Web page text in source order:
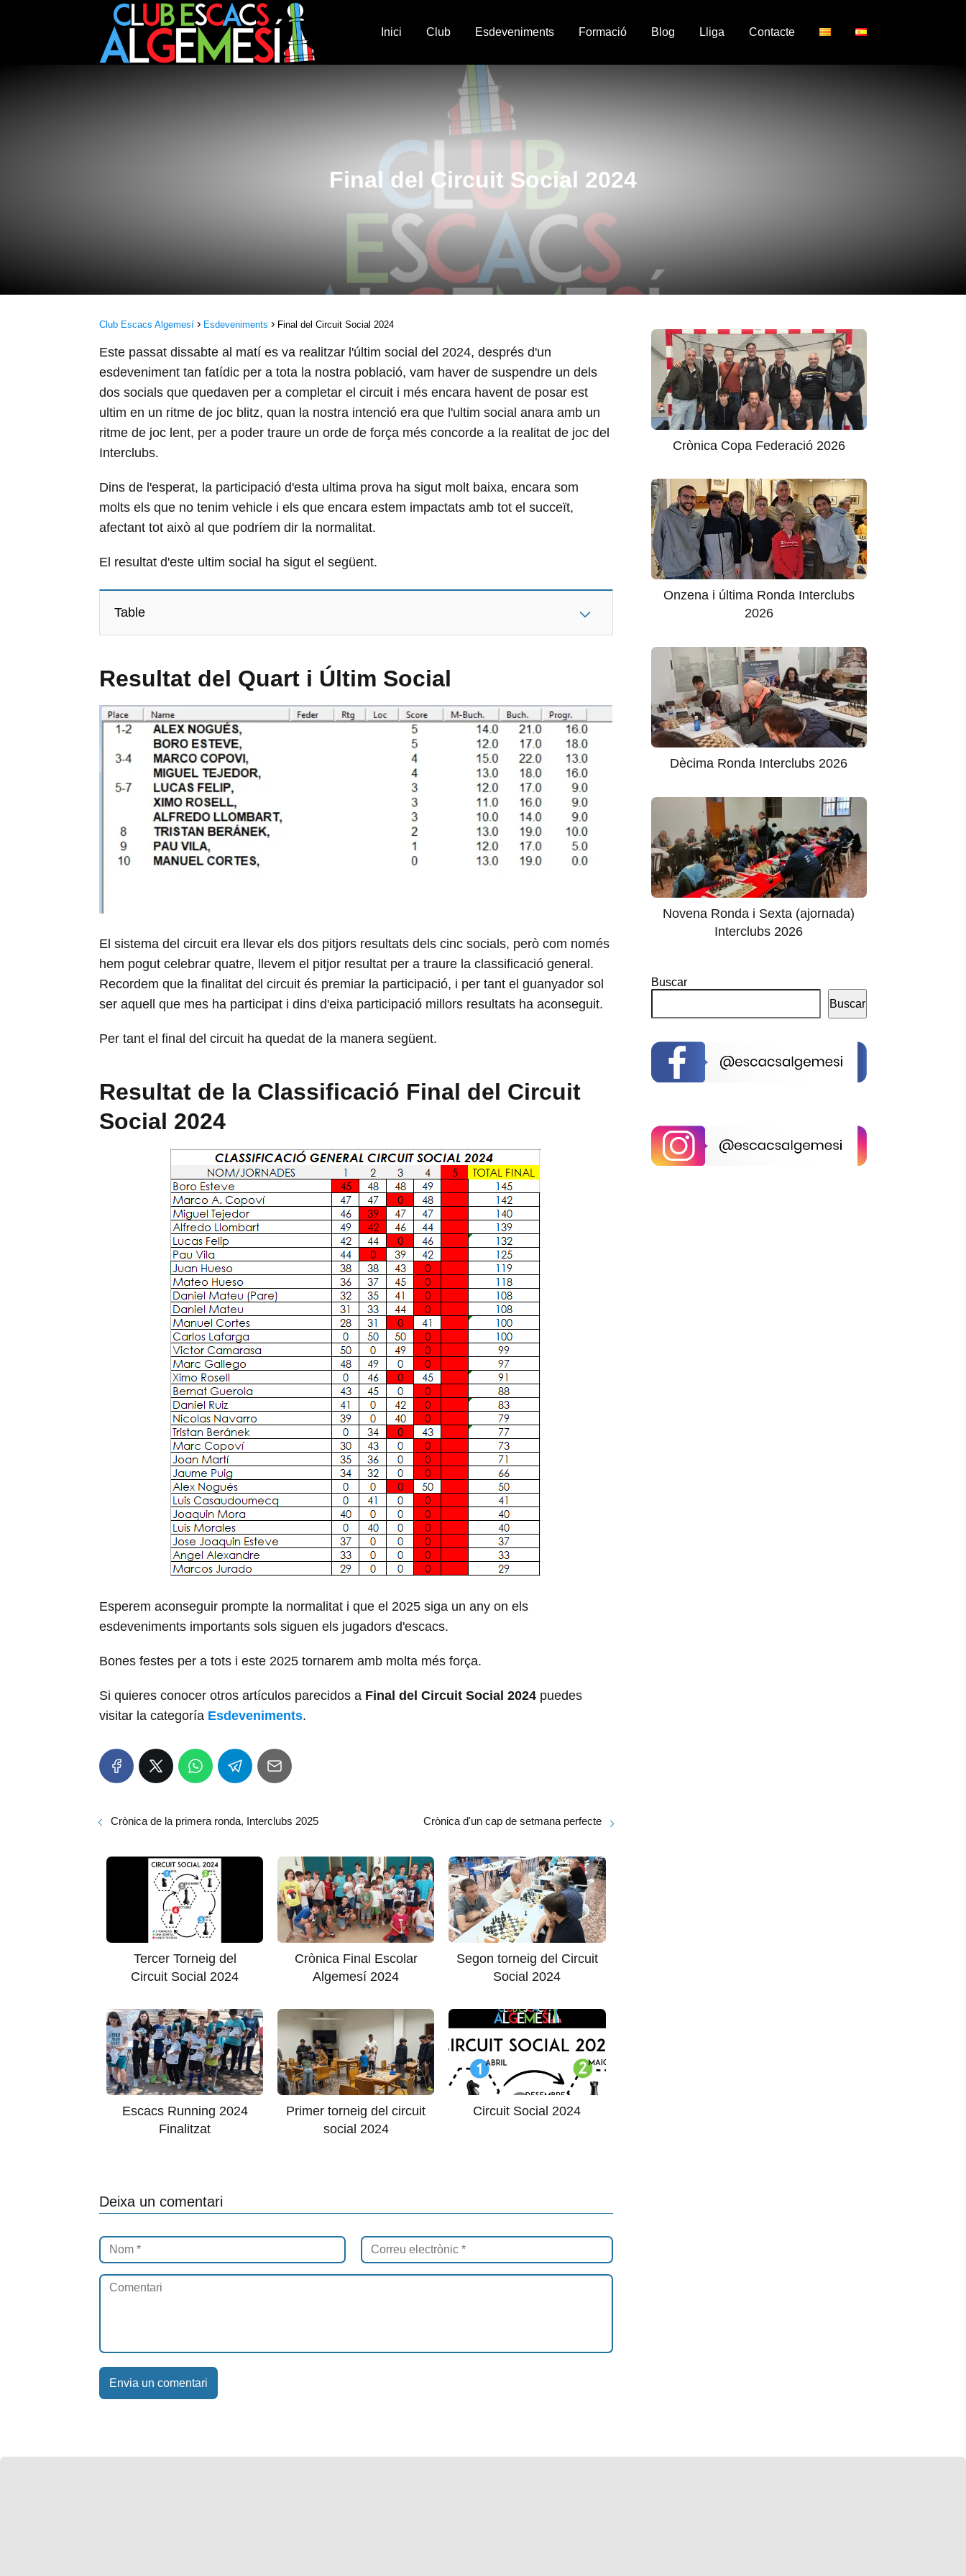
Inici Club Esdeveniments Formació Blog Lliga Contacte
Final del Circuit Social 2024
Club Escacs Algemesí Esdeveniments Final del Circuit Social 2024
Este passat dissabte al matí es va realitzar l'últim social del 2024, després d'un
esdeveniment tan fatídic per a tota la nostra població, vam haver de suspendre un dels
dos socials que quedaven per a completar el circuit i més encara havent de posar est
ultim en un ritme de joc blitz, quan la nostra intenció era que l'ultim social anara amb un
ritme de joc lent, per a poder traure un orde de força més concorde a la realitat de joc del
Interclubs.
Dins de l'esperat, la participació d'esta ultima prova ha sigut molt baixa, encara som
molts els que no tenim vehicle i els que encara estem impactats amb tot el succeït,
afectant tot això al que podríem dir la normalitat.
El resultat d'este ultim social ha sigut el següent.
Table
Resultat del Quart i Últim Social
El sistema del circuit era llevar els dos pitjors resultats dels cinc socials, però com només
hem pogut celebrar quatre, llevem el pitjor resultat per a traure la classificació general.
Recordem que la finalitat del circuit és premiar la participació, i per tant el guanyador sol
ser aquell que mes ha participat i dins d'eixa participació millors resultats ha aconseguit.
Per tant el final del circuit ha quedat de la manera següent.
Resultat de la Classificació Final del Circuit
Social 2024
Esperem aconseguir prompte la normalitat i que el 2025 siga un any on els
esdeveniments importants sols siguen els jugadors d'escacs.
Bones festes per a tots i este 2025 tornarem amb molta més força.
Si quieres conocer otros artículos parecidos a Final del Circuit Social 2024 puedes
visitar la categoría Esdeveniments.
Crònica de la primera ronda, Interclubs 2025 Crònica d'un cap de setmana perfecte
Tercer Torneig del
Circuit Social 2024
Crònica Final Escolar
Algemesí 2024
Segon torneig del Circuit
Social 2024
Escacs Running 2024
Finalitzat
Primer torneig del circuit
social 2024
Circuit Social 2024
Deixa un comentari
Crònica Copa Federació 2026
Onzena i última Ronda Interclubs
2026
Dècima Ronda Interclubs 2026
Novena Ronda i Sexta (ajornada)
Interclubs 2026
Buscar
Buscar